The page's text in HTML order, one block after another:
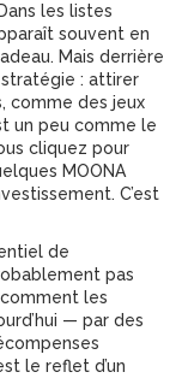
les listes
souvent en
Mais derrière
: attirer
comme des jeux
un peu comme le
cliquez pour
MOONA
C’est
de
pas
les
— par des
le reflet d’un